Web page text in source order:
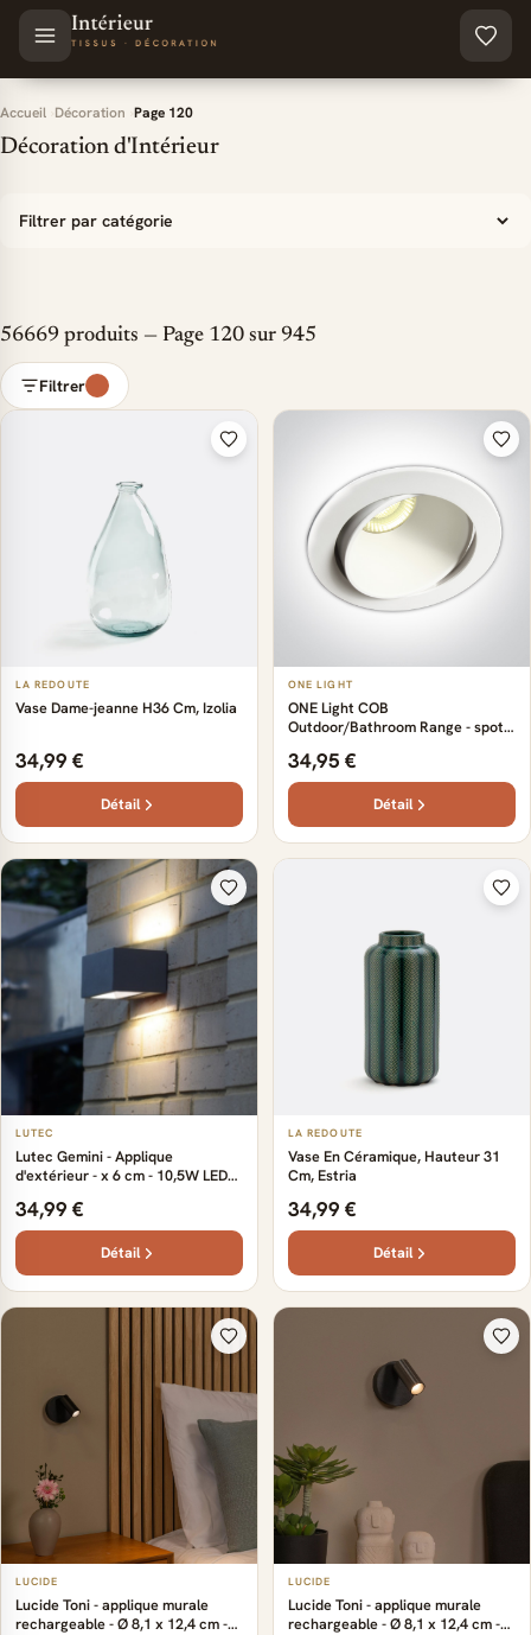
Aller au contenu principal
Accueil Décoration Page 120
Décoration d'Intérieur
Filtrer par catégorie
56669 produits — Page 120 sur 945
Filtrer
LA REDOUTE
Vase Dame-jeanne H36 Cm, Izolia
34,99 €
Détail
ONE LIGHT
ONE Light COB
Outdoor/Bathroom Range - spot
dimmable LED inclus - IP54 - blanc
34,95 €
Détail
LUTEC
Lutec Gemini - Applique
d'extérieur - x 6 cm - 10,5W LED
chaud
34,99 €
Détail
LA REDOUTE
Vase En Céramique, Hauteur 31
Cm, Estria
34,99 €
Détail
LUCIDE
Lucide Toni - applique murale
rechargeable - Ø 8,1 x 12,4 cm -
LUCIDE
Lucide Toni - applique murale
rechargeable - Ø 8,1 x 12,4 cm -